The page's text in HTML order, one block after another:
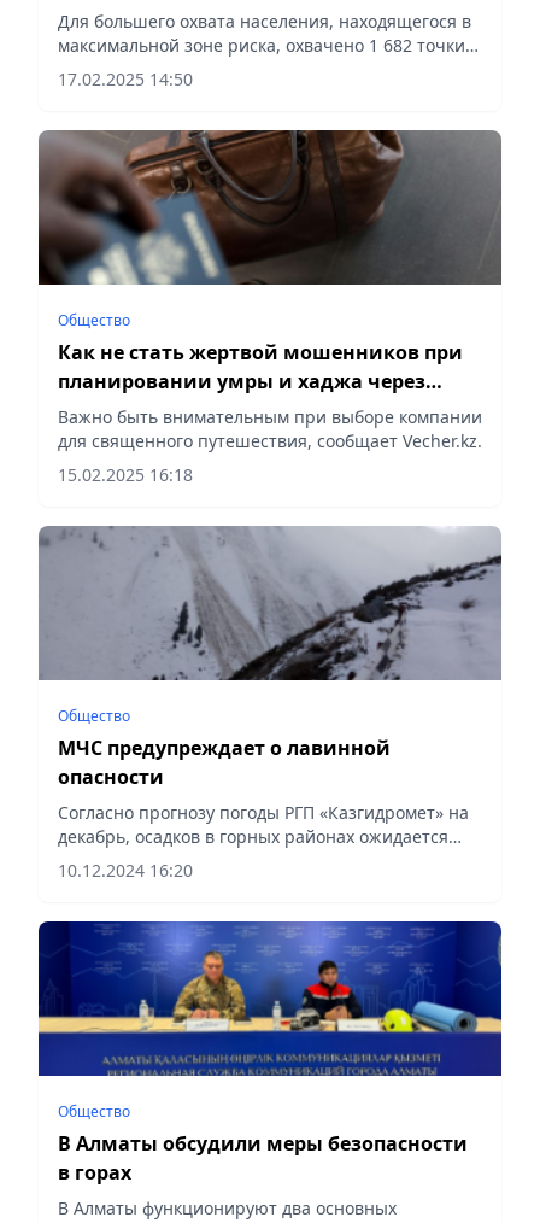
Для большего охвата населения, находящегося в
максимальной зоне риска, охвачено 1 682 точки
розничной продажи рыболовных снастей и
прочих охотничьих принадлежностей, сообщает
17.02.2025 14:50
Общество
Как не стать жертвой мошенников при
планировании умры и хаджа через
турфирмы – МВД РК
Важно быть внимательным при выборе компании
для священного путешествия, сообщает Vecher.kz.
15.02.2025 16:18
Общество
МЧС предупреждает о лавинной
опасности
Согласно прогнозу погоды РГП «Казгидромет» на
декабрь, осадков в горных районах ожидается
больше нормы, сообщает Vecher.kz.
10.12.2024 16:20
Общество
В Алматы обсудили меры безопасности
в горах
В Алматы функционируют два основных